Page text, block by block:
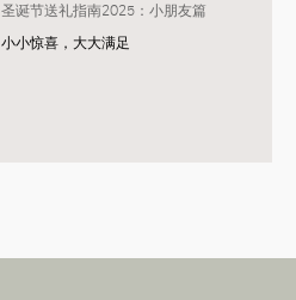
圣诞节送礼指南2025：小朋友篇
小小惊喜，大大满足